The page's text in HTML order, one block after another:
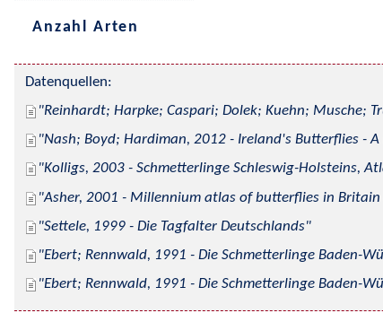
Anzahl Arten
Datenquellen:
Reinhardt; Harpke; Caspari; Dolek; Kuehn; Musche;
Nash; Boyd; Hardiman, 2012 - Ireland's Butterflies - A
Kolligs, 2003 - Schmetterlinge Schleswig-Holsteins,
Asher, 2001 - Millennium atlas of butterflies in
Settele, 1999 - Die Tagfalter Deutschlands
Ebert; Rennwald, 1991 - Die Schmetterlinge Baden-
Ebert; Rennwald, 1991 - Die Schmetterlinge Baden-